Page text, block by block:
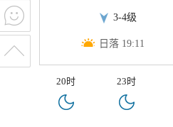
3-4级
日落 19:11
20时 23时